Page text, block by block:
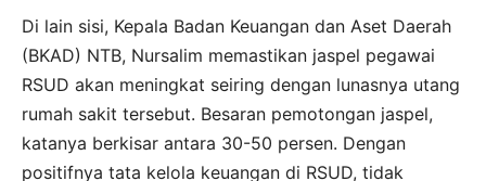
Di lain sisi, Kepala Badan Keuangan dan Aset Daerah
(BKAD) NTB, Nursalim memastikan jaspel pegawai
RSUD akan meningkat seiring dengan lunasnya utang
rumah sakit tersebut. Besaran pemotongan jaspel,
katanya berkisar antara 30-50 persen. Dengan
positifnya tata kelola keuangan di RSUD, tidak